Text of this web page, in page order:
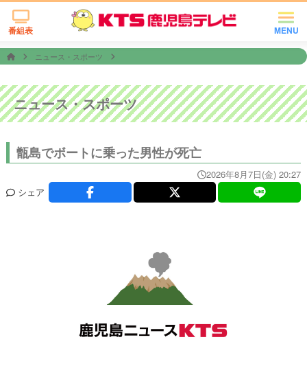
MENU
番組表
ニュース・スポーツ
ニュース・スポーツ
甑島でボートに乗った男性が死亡
2026年8月7日(金) 20:27
シェア